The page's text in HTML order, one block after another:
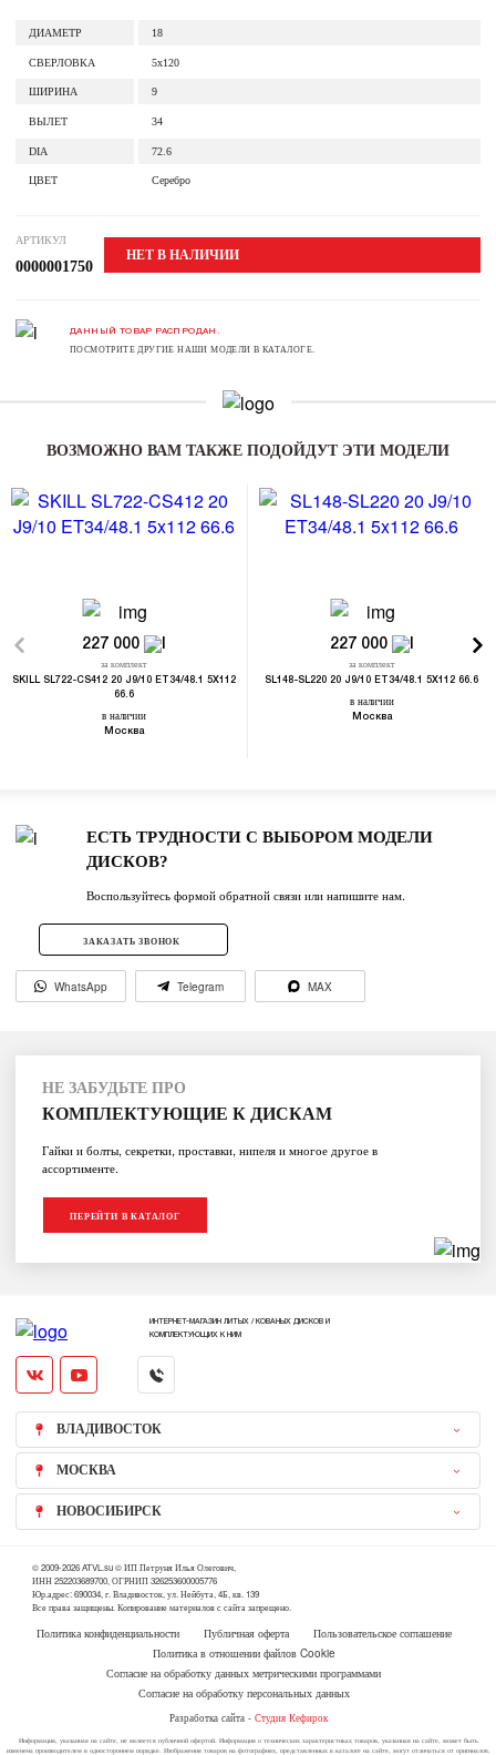
ДИАМЕТР 18
СВЕРЛОВКА 5x120
ШИРИНА 9
ВЫЛЕТ 34
DIA 72.6
ЦВЕТ Серебро
АРТИКУЛ
0000001750
НЕТ В НАЛИЧИИ
ДАННЫЙ ТОВАР РАСПРОДАН.
ПОСМОТРИТЕ ДРУГИЕ НАШИ МОДЕЛИ В КАТАЛОГЕ.
ВОЗМОЖНО ВАМ ТАКЖЕ ПОДОЙДУТ ЭТИ МОДЕЛИ
227 000
за комплект
SKILL SL722-CS412 20 J9/10 ET34/48.1 5X112
66.6
в наличии
Москва
227 000
за комплект
SL148-SL220 20 J9/10 ET34/48.1 5X112 66.6
в наличии
Москва
ЕСТЬ ТРУДНОСТИ С ВЫБОРОМ МОДЕЛИ
ДИСКОВ?
Воспользуйтесь формой обратной связи или напишите нам.
ЗАКАЗАТЬ ЗВОНОК
WhatsApp Telegram MAX
НЕ ЗАБУДЬТЕ ПРО
КОМПЛЕКТУЮЩИЕ К ДИСКАМ
Гайки и болты, секретки, проставки, нипеля и многое другое в
ассортименте.
ПЕРЕЙТИ В КАТАЛОГ
ИНТЕРНЕТ-МАГАЗИН ЛИТЫХ / КОВАНЫХ ДИСКОВ И
КОМПЛЕКТУЮЩИХ К НИМ
ВЛАДИВОСТОК
МОСКВА
НОВОСИБИРСК
© 2009-2026 ATVL.su © ИП Петруня Илья Олегович,
ИНН 252203689700, ОГРНИП 326253600005776
Юр.адрес: 690034, г. Владивосток, ул. Нейбута, 4Б, кв. 139
Все права защищены. Копирование материалов с сайта запрещено.
Политика конфиденциальности Публичная оферта
Пользовательское соглашение
Политика в отношении файлов Cookie
Согласие на обработку данных метрическими программами
Согласие на обработку персональных данных
Разработка сайта - Студия Кефирок
Информация, указанная на сайте, не является публичной офертой. Информация о технических характеристиках товаров, указанная на сайте, может быть
изменена производителем в одностороннем порядке. Изображения товаров на фотографиях, представленных в каталоге на сайте, могут отличаться от оригиналов.